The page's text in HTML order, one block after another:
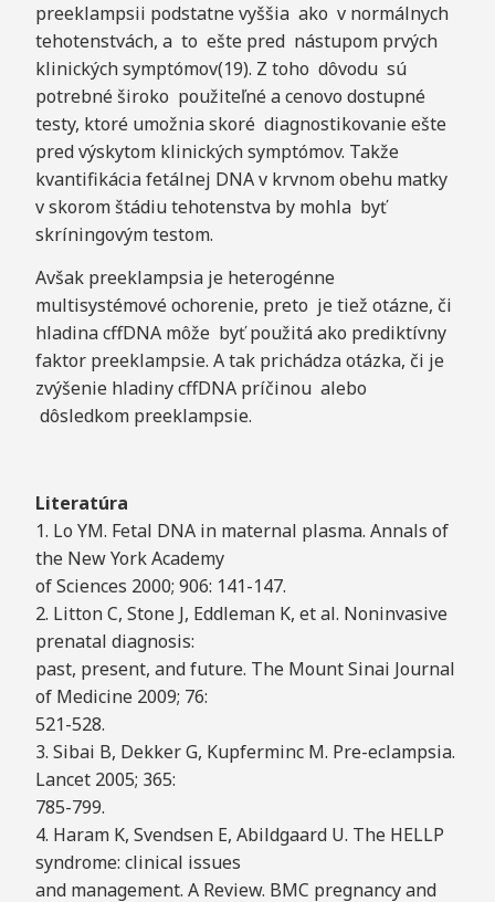
preeklampsii podstatne vyššia ako v normálnych
tehotenstvách, a to ešte pred nástupom prvých
klinických symptómov(19). Z toho dôvodu sú
potrebné široko použiteľné a cenovo dostupné
testy, ktoré umožnia skoré diagnostikovanie ešte
pred výskytom klinických symptómov. Takže
kvantifikácia fetálnej DNA v krvnom obehu matky
v skorom štádiu tehotenstva by mohla byť
skríningovým testom.
Avšak preeklampsia je heterogénne
multisystémové ochorenie, preto je tiež otázne, či
hladina cffDNA môže byť použitá ako prediktívny
faktor preeklampsie. A tak prichádza otázka, či je
zvýšenie hladiny cffDNA príčinou alebo
dôsledkom preeklampsie.
Literatúra
1. Lo YM. Fetal DNA in maternal plasma. Annals of
the New York Academy
of Sciences 2000; 906: 141-147.
2. Litton C, Stone J, Eddleman K, et al. Noninvasive
prenatal diagnosis:
past, present, and future. The Mount Sinai Journal
of Medicine 2009; 76:
521-528.
3. Sibai B, Dekker G, Kupferminc M. Pre-eclampsia.
Lancet 2005; 365:
785-799.
4. Haram K, Svendsen E, Abildgaard U. The HELLP
syndrome: clinical issues
and management. A Review. BMC pregnancy and